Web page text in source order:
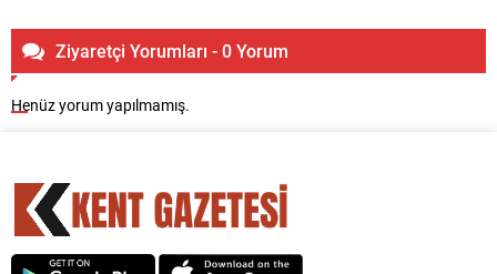
Ziyaretçi Yorumları - 0 Yorum
Henüz yorum yapılmamış.